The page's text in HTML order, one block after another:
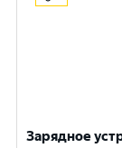
Зарядное